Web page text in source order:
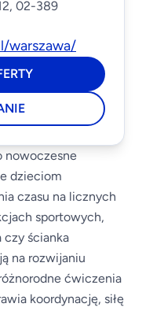
02-389
warszawa/
nowoczesne
dzieciom
czasu na licznych
sportowych,
czy ścianka
na rozwijaniu
ćwiczenia
koordynację, siłę